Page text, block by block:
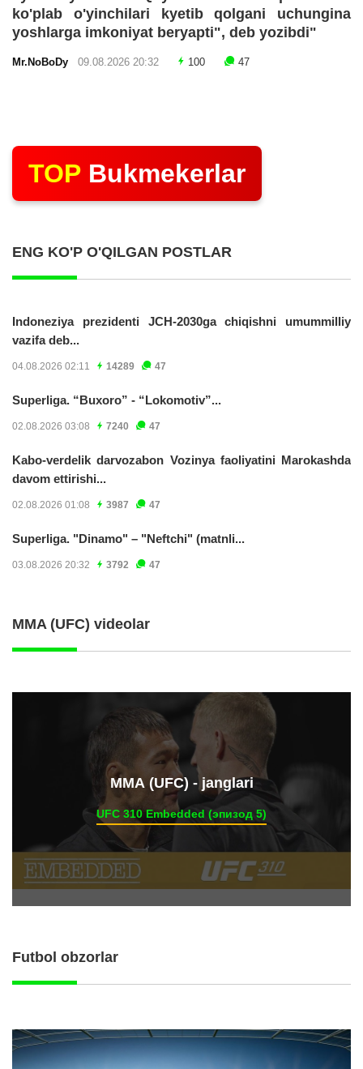
ko'plab o'yinchilari kyetib qolgani uchungina
yoshlarga imkoniyat beryapti", deb yozibdi"
Mr.NoBoDy 09.08.2026 20:32 100 47
TOP Bukmekerlar
ENG KO'P O'QILGAN POSTLAR
Indoneziya prezidenti JCH-2030ga chiqishni umummilliy
vazifa deb...
04.08.2026 02:11 14289 47
Superliga. “Buxoro” - “Lokomotiv”...
02.08.2026 03:08 7240 47
Kabo-verdelik darvozabon Vozinya faoliyatini Marokashda
davom ettirishi...
02.08.2026 01:08 3987 47
Superliga. "Dinamo" – "Neftchi" (matnli...
03.08.2026 20:32 3792 47
MMA (UFC) videolar
ММА (UFC) - janglari
UFC 310 Embedded (эпизод 5)
Futbol obzorlar